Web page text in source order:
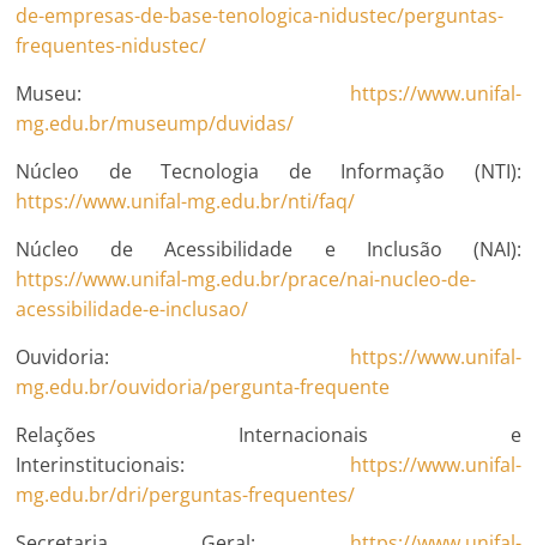
de-empresas-de-base-tenologica-nidustec/perguntas-
frequentes-nidustec/
Museu: https://www.unifal-
mg.edu.br/museump/duvidas/
Núcleo de Tecnologia de Informação (NTI):
https://www.unifal-mg.edu.br/nti/faq/
Núcleo de Acessibilidade e Inclusão (NAI):
https://www.unifal-mg.edu.br/prace/nai-nucleo-de-
acessibilidade-e-inclusao/
Ouvidoria: https://www.unifal-
mg.edu.br/ouvidoria/pergunta-frequente
Relações Internacionais e
Interinstitucionais: https://www.unifal-
mg.edu.br/dri/perguntas-frequentes/